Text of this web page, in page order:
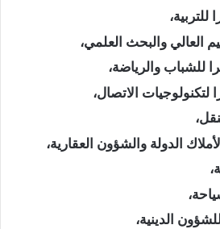
للتربية،
العالي والبحث العلمي،
للشباب والرياضة،
الاتصال،
الدولة والشؤون العقارية،
الدينية،